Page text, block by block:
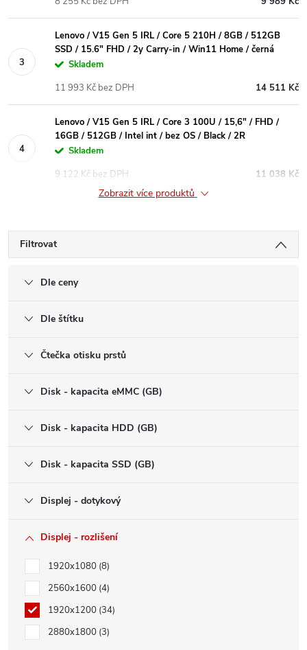
Lenovo / V15 Gen 5 IRL / Core 5 210H / 8GB / 512GB
SSD / 15.6" FHD / 2y Carry-in / Win11 Home / černá
Skladem
14 511 Kč
11 993 Kč bez DPH
Lenovo / V15 Gen 5 IRL / Core 3 100U / 15,6" / FHD /
16GB / 512GB / Intel int / bez OS / Black / 2R
Skladem
11 038 Kč
9 122 Kč bez DPH
Zobrazit více produktů
Filtrovat
Dle ceny
Dle štítku
Čtečka otisku prstů
Disk - kapacita eMMC (GB)
Disk - kapacita HDD (GB)
Disk - kapacita SSD (GB)
Displej - dotykový
Displej - rozlišení
1920x1080 8
2560x1600 4
1920x1200 34
2880x1800 3